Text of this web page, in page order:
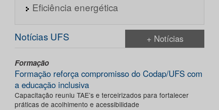
Eficiência energética
Notícias UFS + Notícias
Formação
Formação reforça compromisso do Codap/UFS com
a educação inclusiva
Capacitação reuniu TAE’s e terceirizados para fortalecer
práticas de acolhimento e acessibilidade